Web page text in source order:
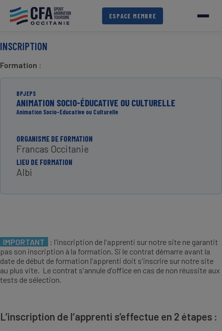
contenu
ESPACE MEMBRE
INSCRIPTION
Formation :
BPJEPS
ANIMATION SOCIO-ÉDUCATIVE OU CULTURELLE
Animation Socio-Educative ou Culturelle
ORGANISME DE FORMATION
Francas Occitanie
LIEU DE FORMATION
Albi
IMPORTANT
: l'inscription de l'apprenti sur notre site ne garantit
pas son inscription à la formation. Si le contrat démarre avant la
date de début de formation l'apprenti doit s'inscrire sur notre site
au plus vite. Le contrat s'annule d'office en cas de non réussite aux
tests de sélection.
L’inscription de l’apprenti s’effectue en 2 étapes :